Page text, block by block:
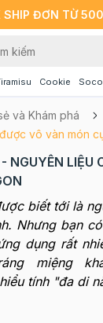
SHIP ĐƠN TỪ
Cookie
và Khám phá
vô vàn món
NGUYÊN LIỆU
biết tới là
Nhưng bạn
dụng rất
miệng
tính "đa di